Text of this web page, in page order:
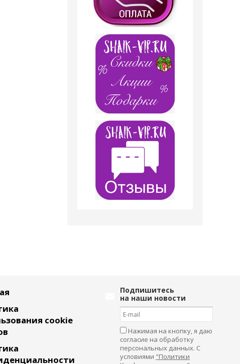
cookie
Подпишитесь
на наши новости
Нажимая на кнопку, я даю
согласие на обработку
персональных данных. С
условиями "Политики